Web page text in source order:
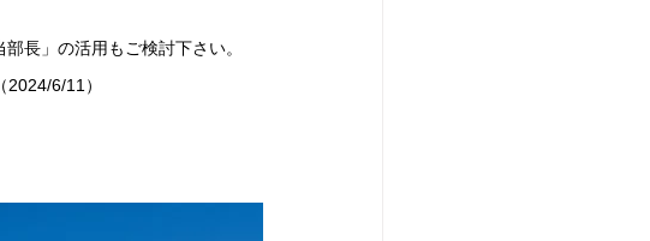
長」の活用もご検討下さい。
（2024/6/11）